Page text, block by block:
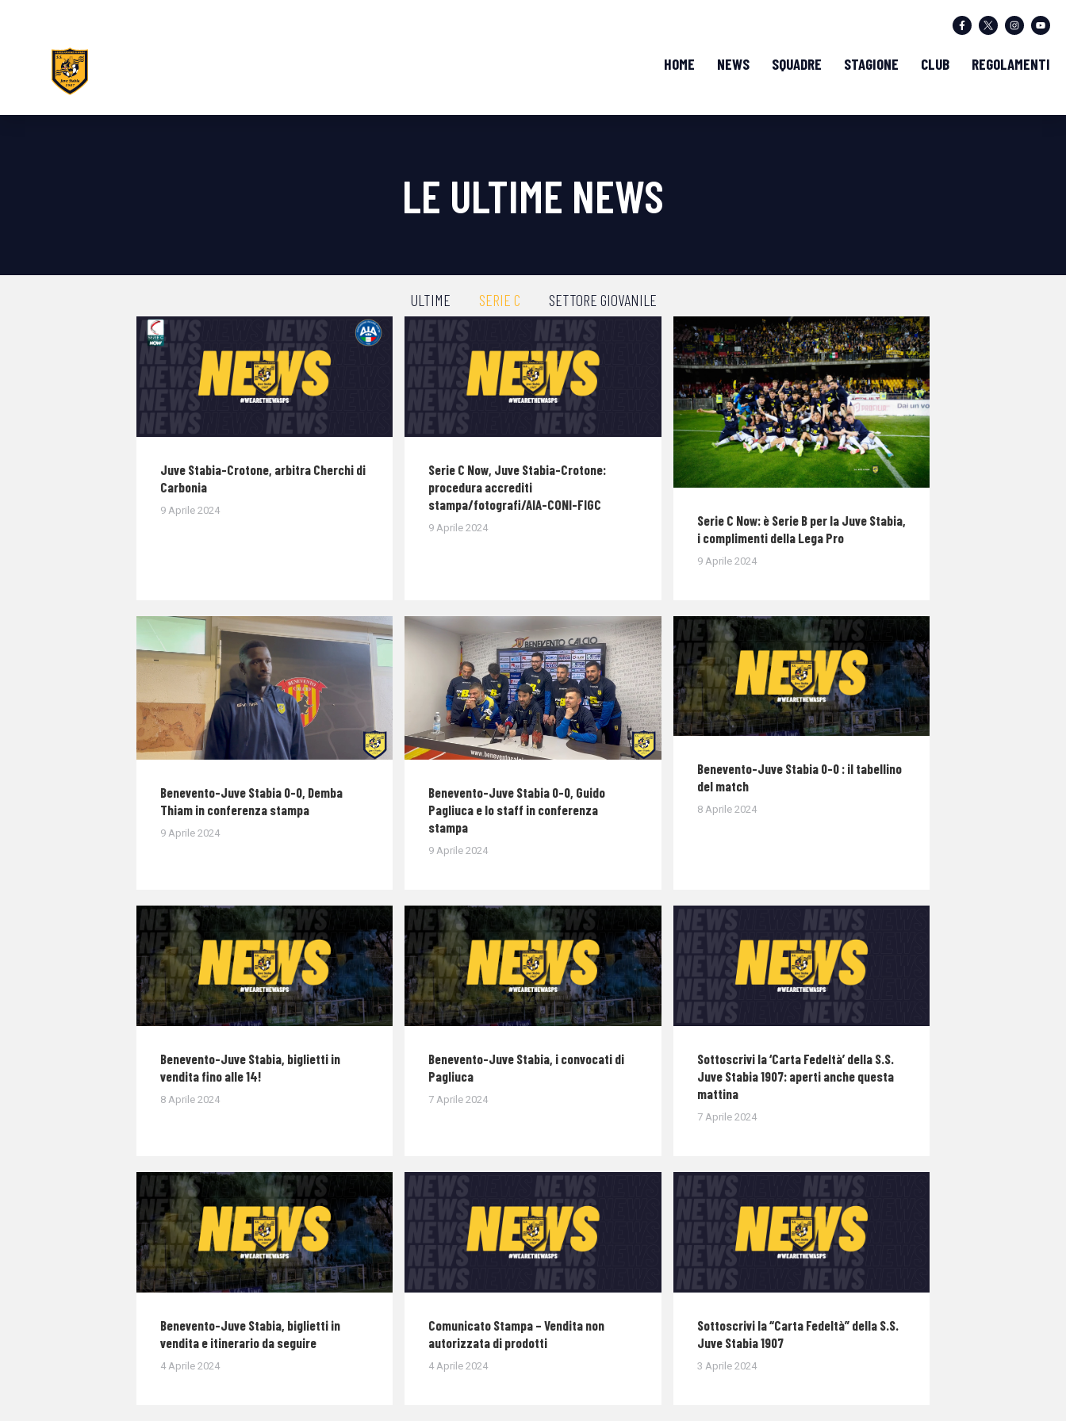
HOME NEWS SQUADRE STAGIONE CLUB REGOLAMENTI
LE ULTIME NEWS
ULTIME SERIE C SETTORE GIOVANILE
Juve Stabia-Crotone, arbitra Cherchi di
Carbonia
9 Aprile 2024
Serie C Now, Juve Stabia-Crotone:
procedura accrediti
stampa/fotografi/AIA-CONI-FIGC
9 Aprile 2024
Serie C Now: è Serie B per la Juve Stabia,
i complimenti della Lega Pro
9 Aprile 2024
Benevento-Juve Stabia 0-0, Demba
Thiam in conferenza stampa
9 Aprile 2024
Benevento-Juve Stabia 0-0, Guido
Pagliuca e lo staff in conferenza
stampa
9 Aprile 2024
Benevento-Juve Stabia 0-0 : il tabellino
del match
8 Aprile 2024
Benevento-Juve Stabia, biglietti in
vendita fino alle 14!
8 Aprile 2024
Benevento-Juve Stabia, i convocati di
Pagliuca
7 Aprile 2024
Sottoscrivi la ‘Carta Fedeltà’ della S.S.
Juve Stabia 1907: aperti anche questa
mattina
7 Aprile 2024
Benevento-Juve Stabia, biglietti in
vendita e itinerario da seguire
4 Aprile 2024
Comunicato Stampa – Vendita non
autorizzata di prodotti
4 Aprile 2024
Sottoscrivi la “Carta Fedeltà” della S.S.
Juve Stabia 1907
3 Aprile 2024